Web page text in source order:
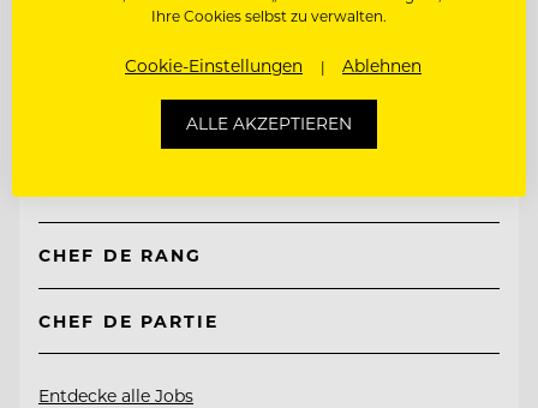
TOP ARBEITGEBER
Natur- & Biohotel Bergzeit
CHEF DE RANG
CHEF DE PARTIE
Entdecke alle Jobs
Ihre Cookies selbst zu verwalten.
Cookie-Einstellungen Ablehnen
ALLE AKZEPTIEREN